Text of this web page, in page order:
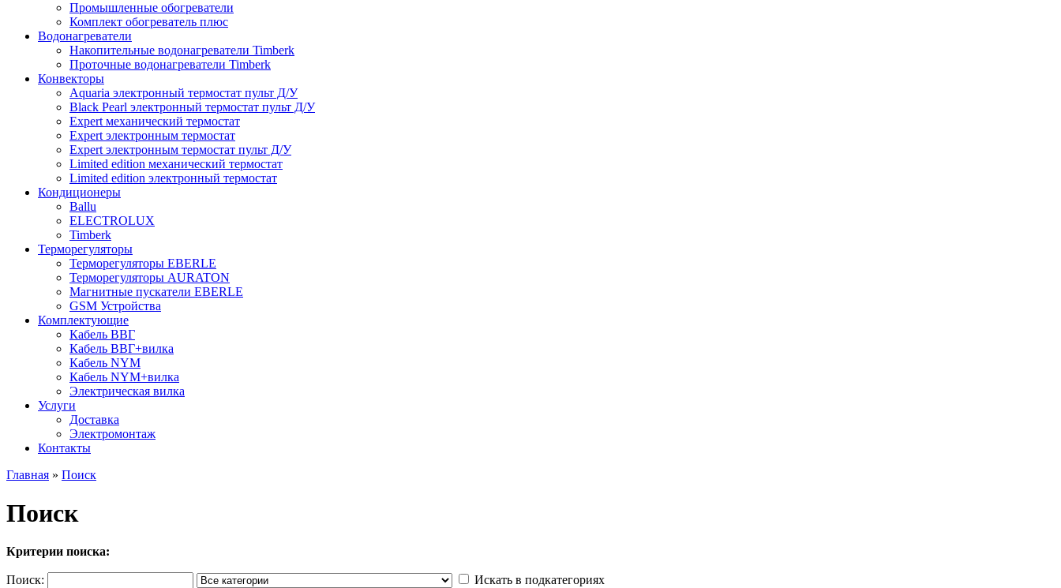
Промышленные обогреватели
Комплект обогреватель плюс
Водонагреватели
Накопительные водонагреватели Timberk
Проточные водонагреватели Timberk
Конвекторы
Aquaria электронный термостат пульт Д/У
Black Pearl электронный термостат пульт Д/У
Expert механический термостат
Expert электронным термостат
Expert электронным термостат пульт Д/У
Limited edition механический термостат
Limited edition электронный термостат
Кондиционеры
Ballu
ELECTROLUX
Timberk
Терморегуляторы
Терморегуляторы EBERLE
Терморегуляторы AURATON
Магнитные пускатели EBERLE
GSM Устройства
Комплектующие
Кабель ВВГ
Кабель ВВГ+вилка
Кабель NYM
Кабель NYM+вилка
Электрическая вилка
Услуги
Доставка
Электромонтаж
Контакты
Главная » Поиск
Поиск
Критерии поиска:
Поиск: Искать в подкатегориях